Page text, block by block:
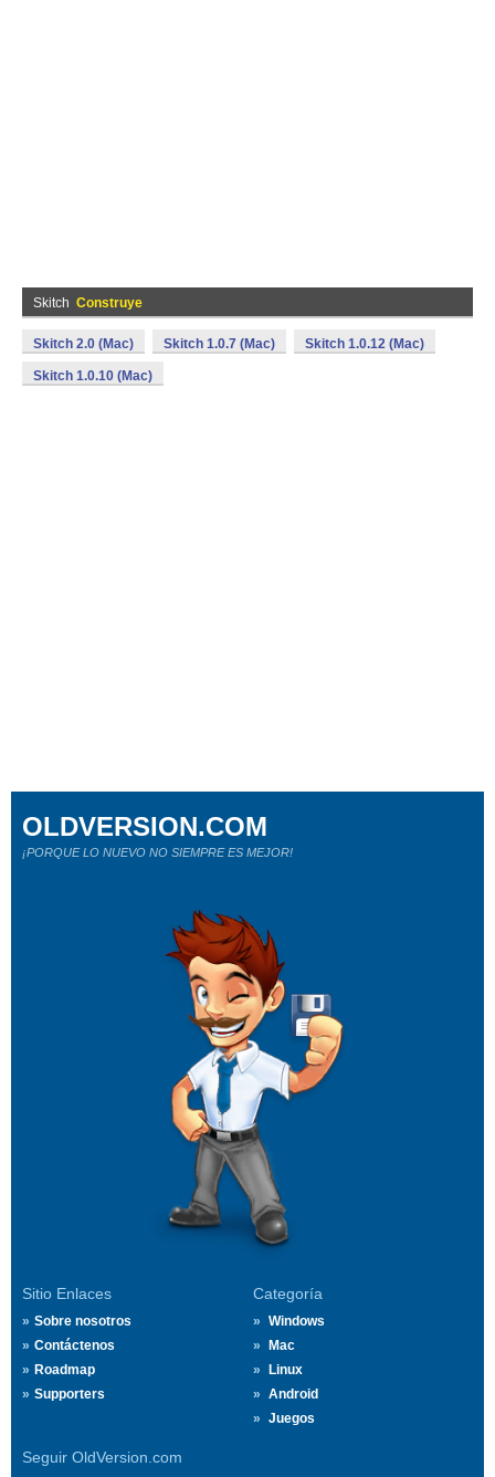
Skitch Construye
Skitch 2.0 (Mac) Skitch 1.0.7 (Mac) Skitch 1.0.12 (Mac)
Skitch 1.0.10 (Mac)
Sitio Enlaces
Sobre nosotros
Contáctenos
Roadmap
Supporters
Categoría
Windows
Mac
Linux
Android
Juegos
Seguir OldVersion.com
OLDVERSION.COM
¡PORQUE LO NUEVO NO SIEMPRE ES MEJOR!